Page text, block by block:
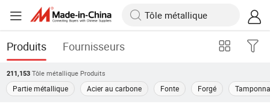
Produits Fournisseurs
211,153 Tôle métallique Produits
Partie métallique Acier au carbone Fonte Forgé